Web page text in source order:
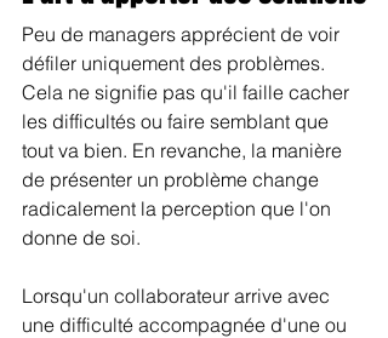
Peu de managers apprécient de voir
défiler uniquement des problèmes.
Cela ne signifie pas qu'il faille cacher
les difficultés ou faire semblant que
tout va bien. En revanche, la manière
de présenter un problème change
radicalement la perception que l'on
donne de soi.
Lorsqu'un collaborateur arrive avec
une difficulté accompagnée d'une ou